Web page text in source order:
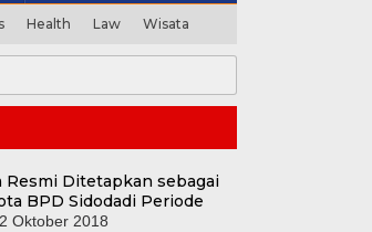
Health Law Wisata
Resmi Ditetapkan sebagai
BPD Sidodadi Periode
2 Oktober 2018